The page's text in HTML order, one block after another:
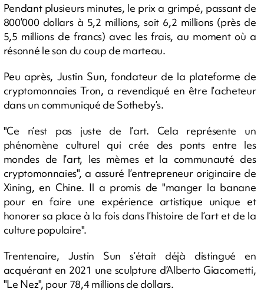
Pendant plusieurs minutes, le prix a grimpé, passant de
800’000 dollars à 5,2 millions, soit 6,2 millions (près de
5,5 millions de francs) avec les frais, au moment où a
résonné le son du coup de marteau.
Peu après, Justin Sun, fondateur de la plateforme de
cryptomonnaies Tron, a revendiqué en être l’acheteur
dans un communiqué de Sotheby’s.
"Ce n’est pas juste de l’art. Cela représente un
phénomène culturel qui crée des ponts entre les
mondes de l’art, les mèmes et la communauté des
cryptomonnaies", a assuré l’entrepreneur originaire de
Xining, en Chine. Il a promis de "manger la banane
pour en faire une expérience artistique unique et
honorer sa place à la fois dans l’histoire de l’art et de la
culture populaire".
Trentenaire, Justin Sun s’était déjà distingué en
acquérant en 2021 une sculpture d’Alberto Giacometti,
"Le Nez", pour 78,4 millions de dollars.